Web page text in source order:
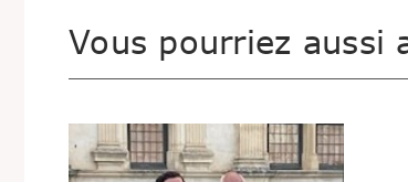
Vous pourriez aussi